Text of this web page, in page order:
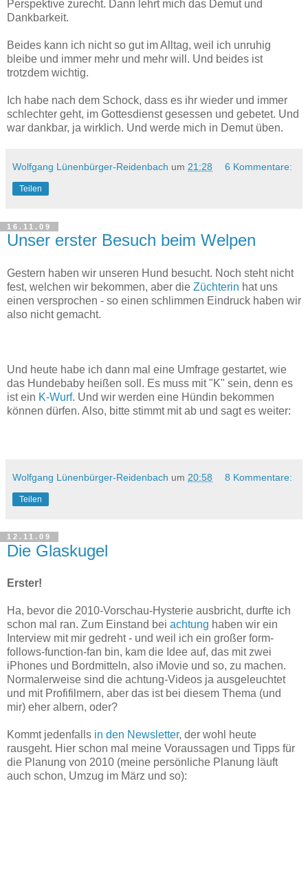
Perspektive zurecht. Dann lehrt mich das Demut und
Dankbarkeit.
Beides kann ich nicht so gut im Alltag, weil ich unruhig
bleibe und immer mehr und mehr will. Und beides ist
trotzdem wichtig.
Ich habe nach dem Schock, dass es ihr wieder und immer
schlechter geht, im Gottesdienst gesessen und gebetet. Und
war dankbar, ja wirklich. Und werde mich in Demut üben.
Wolfgang Lünenbürger-Reidenbach um 21:28 6 Kommentare:
Teilen
16.11.09
Unser erster Besuch beim Welpen
Gestern haben wir unseren Hund besucht. Noch steht nicht
fest, welchen wir bekommen, aber die Züchterin hat uns
einen versprochen - so einen schlimmen Eindruck haben wir
also nicht gemacht.
Und heute habe ich dann mal eine Umfrage gestartet, wie
das Hundebaby heißen soll. Es muss mit "K" sein, denn es
ist ein K-Wurf. Und wir werden eine Hündin bekommen
können dürfen. Also, bitte stimmt mit ab und sagt es weiter:
Wolfgang Lünenbürger-Reidenbach um 20:58 8 Kommentare:
Teilen
12.11.09
Die Glaskugel
Erster!
Ha, bevor die 2010-Vorschau-Hysterie ausbricht, durfte ich
schon mal ran. Zum Einstand bei achtung haben wir ein
Interview mit mir gedreht - und weil ich ein großer form-
follows-function-fan bin, kam die Idee auf, das mit zwei
iPhones und Bordmitteln, also iMovie und so, zu machen.
Normalerweise sind die achtung-Videos ja ausgeleuchtet
und mit Profifilmern, aber das ist bei diesem Thema (und
mir) eher albern, oder?
Kommt jedenfalls in den Newsletter, der wohl heute
rausgeht. Hier schon mal meine Voraussagen und Tipps für
die Planung von 2010 (meine persönliche Planung läuft
auch schon, Umzug im März und so):